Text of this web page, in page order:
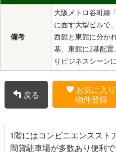
備考
大阪メトロ谷町線
に面す大型ビルで
西館と東館に分か
基、東館に2基配
りビジネスシーン
戻る
お気に入り
物件登録
1階にはコンビニエンススト
間貸駐車場が多数あり便利で